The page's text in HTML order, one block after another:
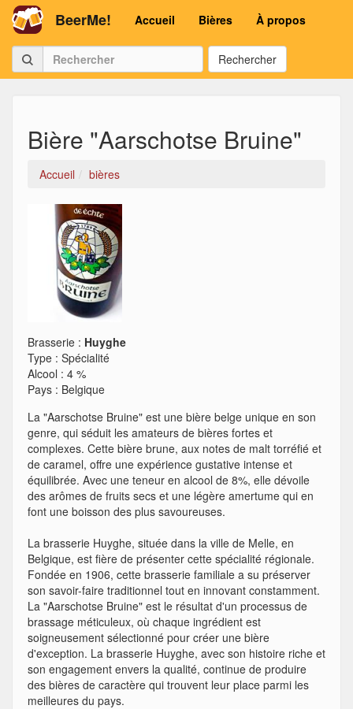
BeerMe! Accueil Bières À propos
Rechercher
Bière "Aarschotse Bruine"
Accueil bières
Brasserie : Huyghe
Type : Spécialité
Alcool : 4 %
Pays : Belgique
La "Aarschotse Bruine" est une bière belge unique en son
genre, qui séduit les amateurs de bières fortes et
complexes. Cette bière brune, aux notes de malt torréfié et
de caramel, offre une expérience gustative intense et
équilibrée. Avec une teneur en alcool de 8%, elle dévoile
des arômes de fruits secs et une légère amertume qui en
font une boisson des plus savoureuses.
La brasserie Huyghe, située dans la ville de Melle, en
Belgique, est fière de présenter cette spécialité régionale.
Fondée en 1906, cette brasserie familiale a su préserver
son savoir-faire traditionnel tout en innovant constamment.
La "Aarschotse Bruine" est le résultat d'un processus de
brassage méticuleux, où chaque ingrédient est
soigneusement sélectionné pour créer une bière
d'exception. La brasserie Huyghe, avec son histoire riche et
son engagement envers la qualité, continue de produire
des bières de caractère qui trouvent leur place parmi les
meilleures du pays.